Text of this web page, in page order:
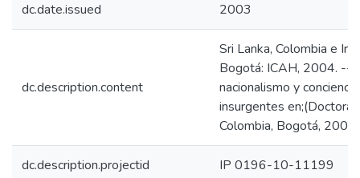
dc.date.issued 2003
dc.description.content
Sri Lanka, Colombia e
Bogotá: ICAH, 2004. --
nacionalismo y
insurgentes
Colombia, Bogotá, 2004.
dc.description.projectid IP 0196-10-11199